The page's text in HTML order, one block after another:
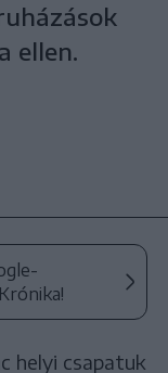
ellen.
helyi csapatuk